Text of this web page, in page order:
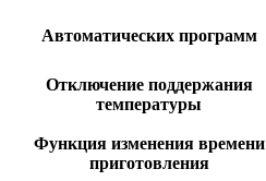
Автоматических программ
Отключение поддержания
температуры
Функция изменения времени
приготовления